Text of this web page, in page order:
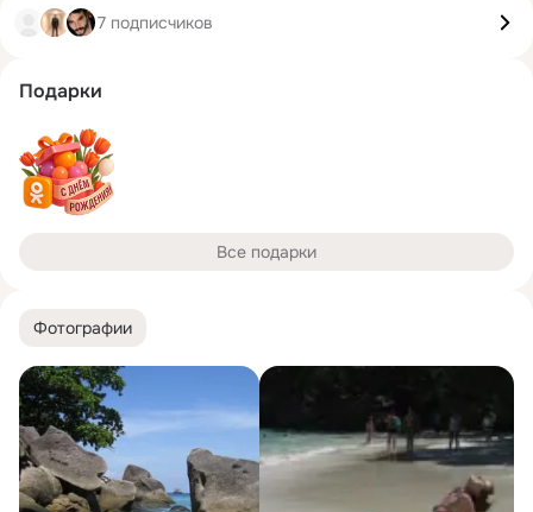
Фотографии
7 подписчиков
Подарки
Все подарки